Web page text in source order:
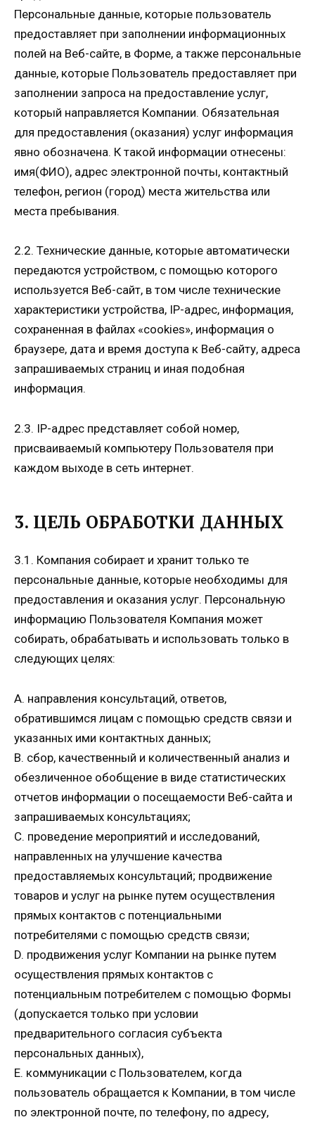
Персональные данные, которые пользователь
предоставляет при заполнении информационных
полей на Веб-сайте, в Форме, а также персональные
данные, которые Пользователь предоставляет при
заполнении запроса на предоставление услуг,
который направляется Компании. Обязательная
для предоставления (оказания) услуг информация
явно обозначена. К такой информации отнесены:
имя(ФИО), адрес электронной почты, контактный
телефон, регион (город) места жительства или
места пребывания.
2.2. Технические данные, которые автоматически
передаются устройством, с помощью которого
используется Веб-сайт, в том числе технические
характеристики устройства, IP-адрес, информация,
сохраненная в файлах «cookies», информация о
браузере, дата и время доступа к Веб-сайту, адреса
запрашиваемых страниц и иная подобная
информация.
2.3. IP-адрес представляет собой номер,
присваиваемый компьютеру Пользователя при
каждом выходе в сеть интернет.
3. ЦЕЛЬ ОБРАБОТКИ ДАННЫХ
3.1. Компания собирает и хранит только те
персональные данные, которые необходимы для
предоставления и оказания услуг. Персональную
информацию Пользователя Компания может
собирать, обрабатывать и использовать только в
следующих целях:
A. направления консультаций, ответов,
обратившимся лицам с помощью средств связи и
указанных ими контактных данных;
B. сбор, качественный и количественный анализ и
обезличенное обобщение в виде статистических
отчетов информации о посещаемости Веб-сайта и
запрашиваемых консультациях;
C. проведение мероприятий и исследований,
направленных на улучшение качества
предоставляемых консультаций; продвижение
товаров и услуг на рынке путем осуществления
прямых контактов с потенциальными
потребителями с помощью средств связи;
D. продвижения услуг Компании на рынке путем
осуществления прямых контактов с
потенциальным потребителем с помощью Формы
(допускается только при условии
предварительного согласия субъекта
персональных данных),
E. коммуникации с Пользователем, когда
пользователь обращается к Компании, в том числе
по электронной почте, по телефону, по адресу,